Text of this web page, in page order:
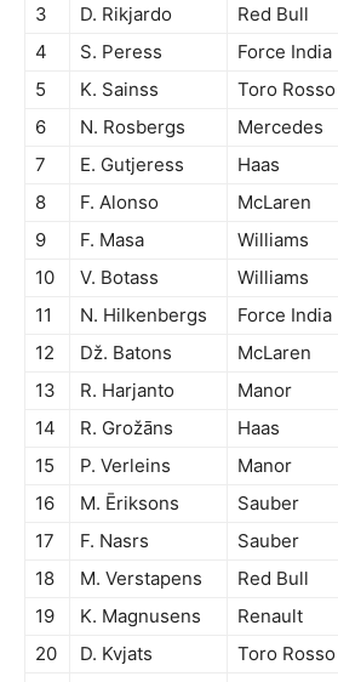
3
D. Rikjardo Red Bull
4
S. Peress Force India
5
K. Sainss Toro Rosso
6
N. Rosbergs Mercedes
7
E. Gutjeress Haas
8
F. Alonso McLaren
9
F. Masa Williams
10
V. Botass Williams
11
N. Hilkenbergs Force India
12
Dž. Batons McLaren
13
R. Harjanto Manor
14
R. Grožāns Haas
15
P. Verleins Manor
16
M. Ēriksons Sauber
17
F. Nasrs Sauber
18
M. Verstapens Red Bull
19
K. Magnusens Renault
20
D. Kvjats Toro Rosso